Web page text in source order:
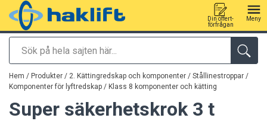
Sök
Din offert-
förfrågan
Meny
tillagd i varukorg
Hem / Produkter / 2. Kättingredskap och komponenter / Stållinestroppar /
Komponenter för lyftredskap / Klass 8 komponenter och kätting
Super säkerhetskrok 3 t